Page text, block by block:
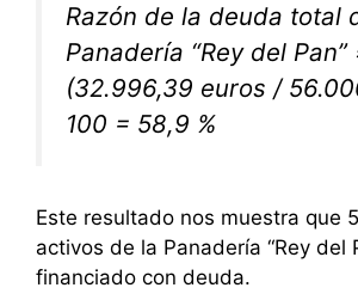
Razón de la deuda total
Panadería “Rey del Pan”
(32.996,39 euros /
100 = 58,9 %
Este resultado nos muestra que
activos de la Panadería “Rey del
financiado con deuda.